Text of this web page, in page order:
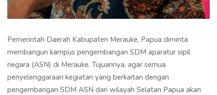
Pemerintah Daerah Kabupaten Merauke, Papua diminta
membangun kampus pengembangan SDM aparatur sipil
negara (ASN) di Merauke. Tujuannya, agar semua
penyelenggaraan kegiatan yang berkaitan dengan
pengembangan SDM ASN dari wilayah Selatan Papua akan